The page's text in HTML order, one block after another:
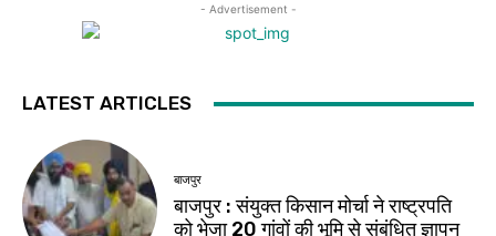
- Advertisement -
LATEST ARTICLES
बाजपुर
बाजपुर : संयुक्त किसान मोर्चा ने राष्ट्रपति
को भेजा 20 गांवों की भूमि से संबंधित ज्ञापन